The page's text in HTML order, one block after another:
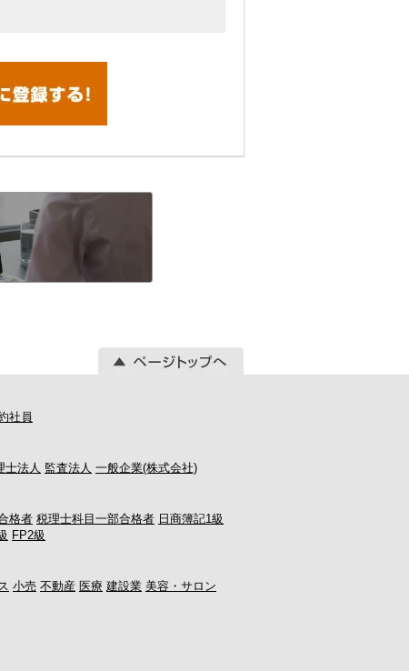
社員
士法人 監査法人 一般企業(株式会社)
格者 税理士科目一部合格者 日商簿記1級
FP2級
小売 不動産 医療 建設業 美容・サロン